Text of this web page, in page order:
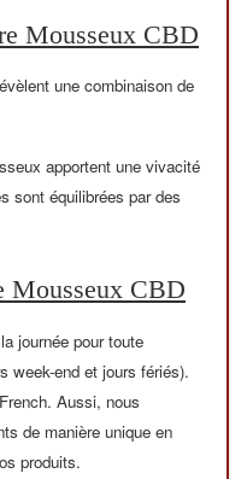
Mousseux CBD
une combinaison de
apportent une vivacité
sont équilibrées par des
Mousseux CBD
journée pour toute
week-end et jours fériés).
Aussi, nous
de manière unique en
produits.